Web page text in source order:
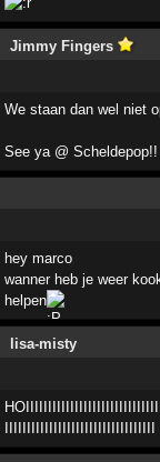
Jimmy Fingers
We staan dan wel niet
See ya @ Scheldepop!!
hey marco
wanner heb je weer
helpen
lisa-misty